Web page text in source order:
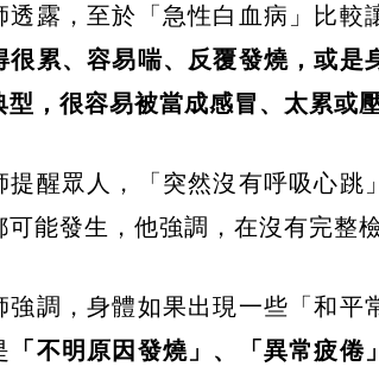
透露，至於「急性白血病」比
很累、容易喘、反覆發燒，或
，很容易被當成感冒、太累或壓
提醒眾人，「突然沒有呼吸心
可能發生，他強調，在沒有完整
強調，身體如果出現一些「和
「不明原因發燒」、「異常疲